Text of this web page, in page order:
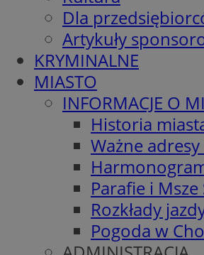
Dla
Artykuły
KRYMINALNE
MIASTO
INFORMACJE O
Historia
Ważne
Parafie i
Rozkłady
Pogoda w